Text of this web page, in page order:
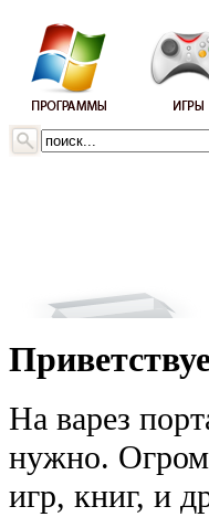
На варез
нужно.
игр, книг, и